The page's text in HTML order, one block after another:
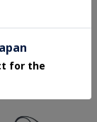
ッグ（商品番号：P25